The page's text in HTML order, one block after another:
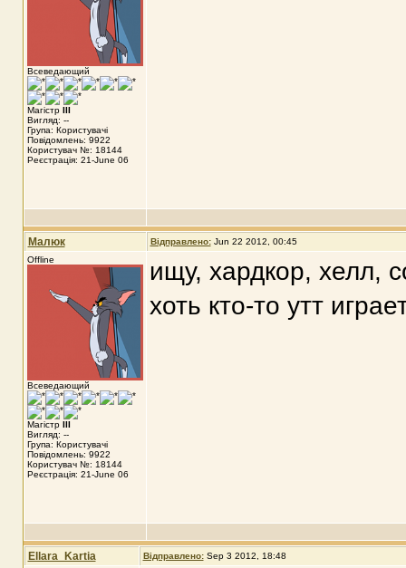
Всеведающий
Магістр III
Вигляд: --
Група: Користувачі
Повідомлень: 9922
Користувач №: 18144
Реєстрація: 21-June 06
Малюк Відправлено: Jun 22 2012, 00:45
Offline
Всеведающий
Магістр III
Вигляд: --
Група: Користувачі
Повідомлень: 9922
Користувач №: 18144
Реєстрація: 21-June 06
ищу, хардкор, хелл,
хоть кто-то утт
Ellara_Kartia Відправлено: Sep 3 2012, 18:48